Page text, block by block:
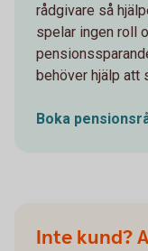
rådgivare så
spelar ingen roll
behöver hjälp att
Boka
Inte kund?